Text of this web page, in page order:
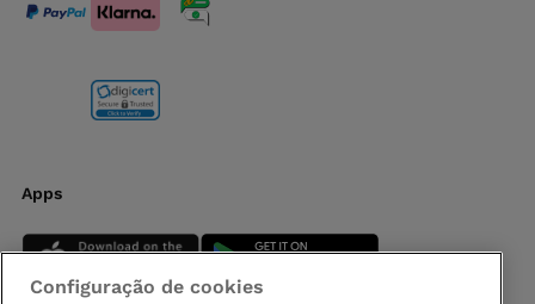
Apps
Configuração de cookies